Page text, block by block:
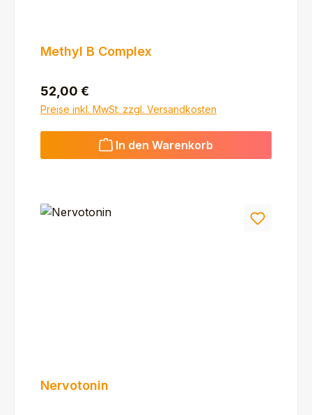
Methyl B Complex
Regulärer Preis:
52,00 €
Preise inkl. MwSt. zzgl. Versandkosten
In den Warenkorb
Nervotonin